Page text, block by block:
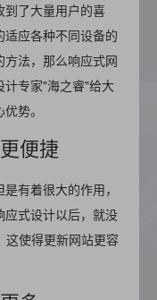
到了大量用户的喜
应各种不同设备的
法，那么响应式网
专家"海之睿"给大
势。
便捷
有着很大的作用，
应式设计以后，就没
这使得更新网站更容